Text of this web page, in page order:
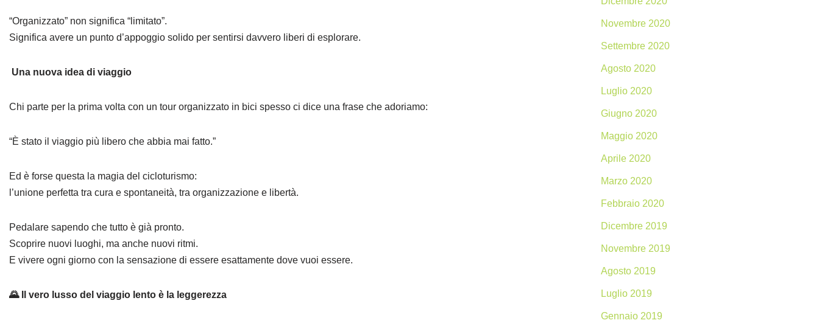
“Organizzato” non significa “limitato”.
Significa avere un punto d’appoggio solido per sentirsi davvero liberi di esplorare.
Una nuova idea di viaggio
Chi parte per la prima volta con un tour organizzato in bici spesso ci dice una frase che adoriamo:
“È stato il viaggio più libero che abbia mai fatto.”
Ed è forse questa la magia del cicloturismo:
l’unione perfetta tra cura e spontaneità, tra organizzazione e libertà.
Pedalare sapendo che tutto è già pronto.
Scoprire nuovi luoghi, ma anche nuovi ritmi.
E vivere ogni giorno con la sensazione di essere esattamente dove vuoi essere.
🌄 Il vero lusso del viaggio lento è la leggerezza
Novembre 2020
Settembre 2020
Agosto 2020
Luglio 2020
Giugno 2020
Maggio 2020
Aprile 2020
Marzo 2020
Febbraio 2020
Dicembre 2019
Novembre 2019
Agosto 2019
Luglio 2019
Gennaio 2019